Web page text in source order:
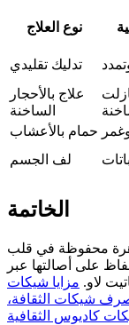
نوع العلاج
تدليك تقليدي
علاج بالأحجار
الساخنة
حمام بالأعشاب
لف الجسم
الخاتمة
محفوظة في قلب
على أصالتها عبر
لاو. مزايا شيكات
شيكات الثقافة،
كاديوس الثقافية